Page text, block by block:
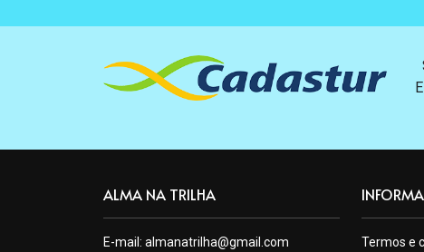
ALMA NA TRILHA
E-mail: almanatrilha@gmail.com Termos e